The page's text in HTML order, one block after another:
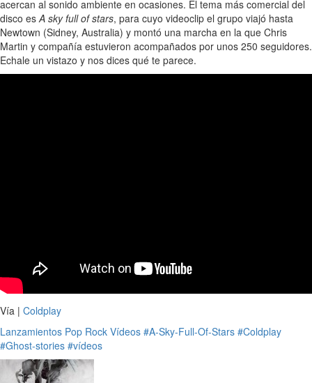
acercan al sonido ambiente en ocasiones. El tema más comercial del
disco esA sky full of stars, para cuyo videoclip el grupo viajó hasta
Newtown (Sidney, Australia) y montó una marcha en la que Chris
Martin y compañía estuvieron acompañados por unos 250 seguidores.
Echale un vistazo y nos dices qué te parece.
Vía | Coldplay
Lanzamientos Pop Rock Vídeos #A-Sky-Full-Of-Stars #Coldplay
#Ghost-stories #vídeos